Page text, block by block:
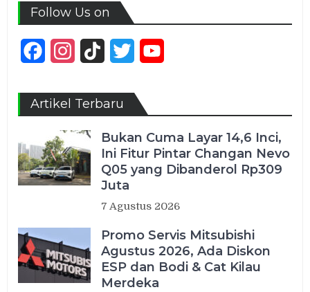
Follow Us on
FacebookInstagram
TikTok Twitter
Artikel Terbaru
Bukan Cuma Layar 14,6 Inci,
Ini Fitur Pintar Changan Nevo
Q05 yang Dibanderol Rp309
Juta
7 Agustus 2026
Promo Servis Mitsubishi
Agustus 2026, Ada Diskon
ESP dan Bodi & Cat Kilau
Merdeka